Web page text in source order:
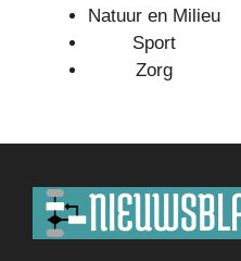
Natuur en Milieu
Sport
Zorg